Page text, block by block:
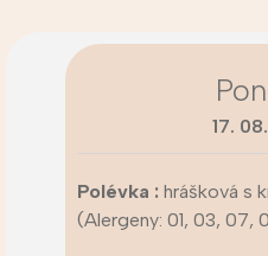
17.
Polévka : hrášková s
(Alergeny: 01, 03, 07,